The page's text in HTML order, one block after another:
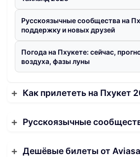
Русскоязычные сообщества на
поддержку и новых друзей
Погода на Пхукете: сейчас,
воздуха, фазы луны
Как прилететь на Пхукет
Русскоязычные
Дешёвые билеты от